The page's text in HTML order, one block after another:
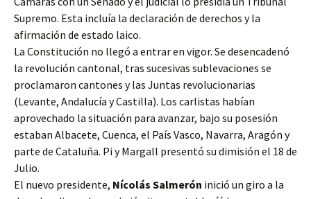
Supremo. Esta incluía la declaración de derechos y la
afirmación de estado laico.
La Constitución no llegó a entrar en vigor. Se desencadenó
la revolución cantonal, tras sucesivas sublevaciones se
proclamaron cantones y las Juntas revolucionarias
(Levante, Andalucía y Castilla). Los carlistas habían
aprovechado la situación para avanzar, bajo su posesión
estaban Albacete, Cuenca, el País Vasco, Navarra, Aragón y
parte de Cataluña. Pi y Margall presentó su dimisión el 18 de
Julio.
El nuevo presidente, Nícolás Salmerón inició un giro a la